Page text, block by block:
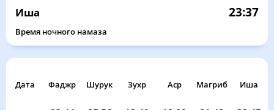
Иша 23:37
Время ночного намаза
Дата Фаджр Шурук Зухр Аср Магриб Иша